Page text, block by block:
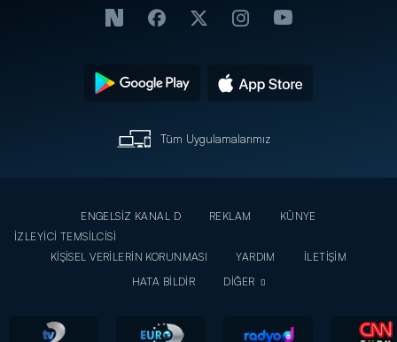
Tüm Uygulamalarımız
ENGELSİZ KANAL D REKLAM
KÜNYE
İZLEYİCİ TEMSİLCİSİ
KİŞİSEL VERİLERİN KORUNMASI
YARDIM
İLETİŞİM
HATA BİLDİR
DİĞER